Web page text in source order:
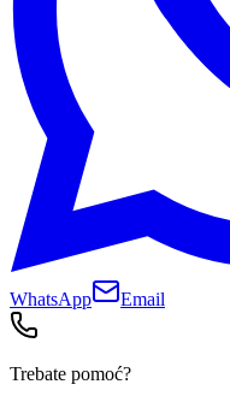
WhatsApp Email
Trebate pomoć?